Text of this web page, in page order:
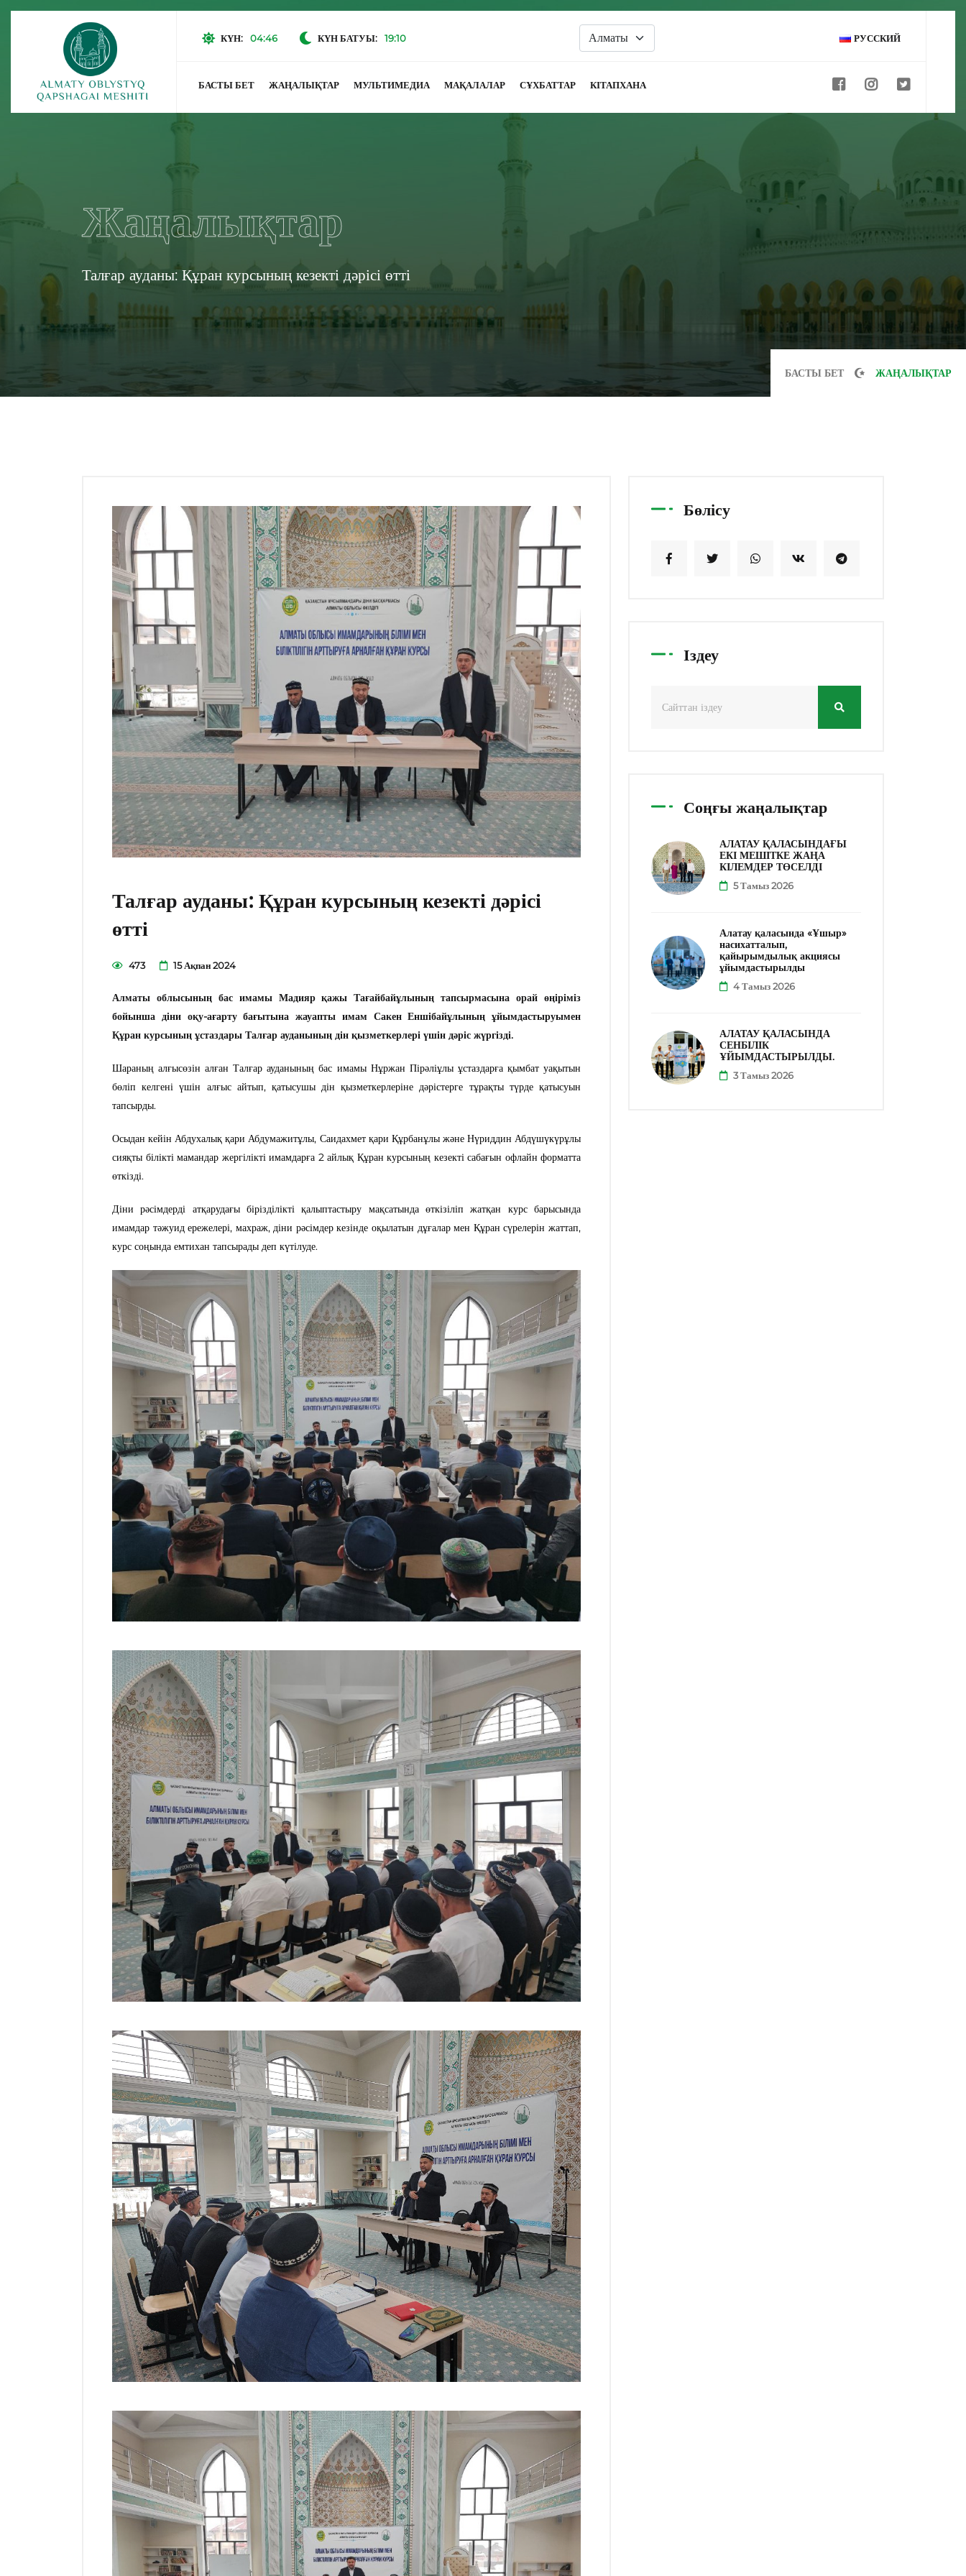
КҮН: 04:46 КҮН БАТУЫ: 19:10 РУССКИЙ
БАСТЫ БЕТ ЖАҢАЛЫҚТАР МУЛЬТИМЕДИА МАҚАЛАЛАР СҰХБАТТАР КІТАПХАНА
Жаңалықтар
Талғар ауданы: Құран курсының кезекті дәрісі өтті
БАСТЫ БЕТ ЖАҢАЛЫҚТАР
Талғар ауданы: Құран курсының кезекті дәрісі
өтті
473 15 Ақпан 2024
Алматы облысының бас имамы Мадияр қажы Тағайбайұлының тапсырмасына орай өңіріміз
бойынша діни оқу-ағарту бағытына жауапты имам Сакен Еншібайұлының ұйымдастыруымен
Құран курсының ұстаздары Талғар ауданының дін қызметкерлері үшін дәріс жүргізді.
Шараның алғысөзін алған Талғар ауданының бас имамы Нұржан Пірәліұлы ұстаздарға қымбат уақытын
бөліп келгені үшін алғыс айтып, қатысушы дін қызметкерлеріне дәрістерге тұрақты түрде қатысуын
тапсырды.
Осыдан кейін Абдухалық қари Абдумажитұлы, Саидахмет қари Құрбанұлы және Нүриддин Абдүшүкүрұлы
сияқты білікті мамандар жергілікті имамдарға 2 айлық Құран курсының кезекті сабағын офлайн форматта
өткізді.
Діни рәсімдерді атқарудағы бірізділікті қалыптастыру мақсатында өткізіліп жатқан курс барысында
имамдар тәжуид ережелері, махраж, діни рәсімдер кезінде оқылатын дұғалар мен Құран сүрелерін жаттап,
курс соңында емтихан тапсырады деп күтілуде.
Бөлісу
Іздеу
Соңғы жаңалықтар
АЛАТАУ ҚАЛАСЫНДАҒЫ
ЕКІ МЕШІТКЕ ЖАҢА
КІЛЕМДЕР ТӨСЕЛДІ
5 Тамыз 2026
Алатау қаласында «Ұшыр»
насихатталып,
қайырымдылық акциясы
ұйымдастырылды
4 Тамыз 2026
АЛАТАУ ҚАЛАСЫНДА
СЕНБІЛІК
ҰЙЫМДАСТЫРЫЛДЫ.
3 Тамыз 2026